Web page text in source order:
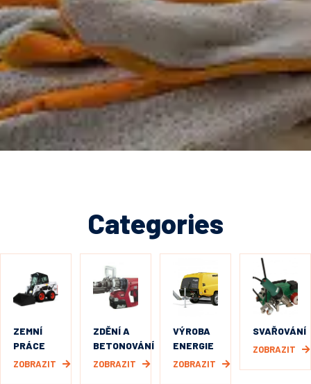
Categories
ZEMNÍ
PRÁCE
ZOBRAZIT
ZDĚNÍ A
BETONOVÁNÍ
ZOBRAZIT
VÝROBA
ENERGIE
ZOBRAZIT
SVAŘOVÁNÍ
ZOBRAZIT